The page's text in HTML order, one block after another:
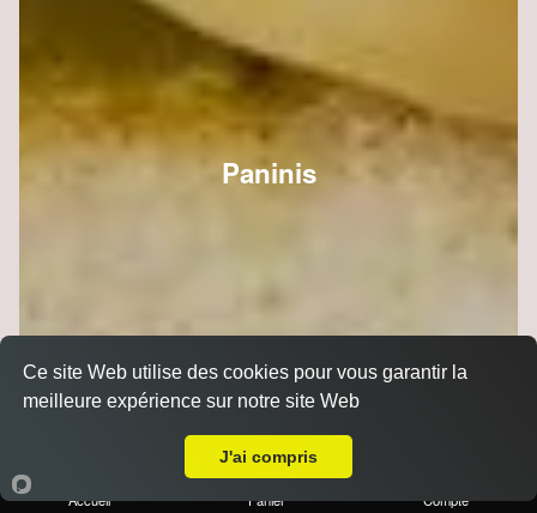
Paninis
Accueil Panier Compte
Ce site Web utilise des cookies pour vous garantir la
meilleure expérience sur notre site Web
J'ai compris